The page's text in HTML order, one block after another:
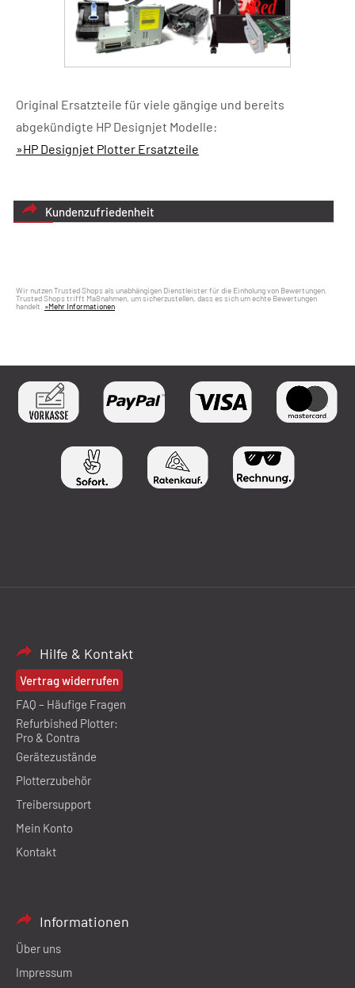
Original Ersatzteile für viele gängige und bereits
abgekündigte HP Designjet Modelle:
»HP Designjet Plotter Ersatzteile
Kundenzufriedenheit
Wir nutzen Trusted Shops als unabhängigen Dienstleister für die Einholung von Bewertungen.
Trusted Shops trifft Maßnahmen, um sicherzustellen, dass es sich um echte Bewertungen
handelt. »Mehr Informationen
Hilfe & Kontakt
Vertrag widerrufen
FAQ – Häufige Fragen
Refurbished Plotter:
Pro & Contra
Gerätezustände
Plotterzubehör
Treibersupport
Mein Konto
Kontakt
Informationen
Über uns
Impressum